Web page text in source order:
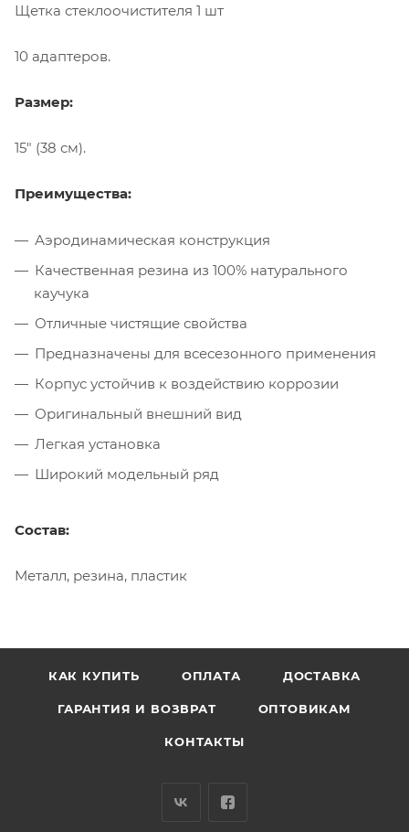
Щетка стеклоочистителя 1 шт
10 адаптеров.
Размер:
15" (38 см).
Преимущества:
Аэродинамическая конструкция
Качественная резина из 100% натурального
каучука
Отличные чистящие свойства
Предназначены для всесезонного применения
Корпус устойчив к воздействию коррозии
Оригинальный внешний вид
Легкая установка
Широкий модельный ряд
Состав:
Металл, резина, пластик
КАК КУПИТЬ ОПЛАТА ДОСТАВКА
ГАРАНТИЯ И ВОЗВРАТ ОПТОВИКАМ
КОНТАКТЫ